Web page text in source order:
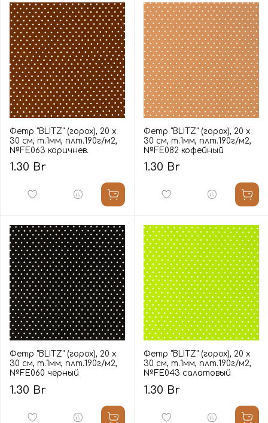
Фетр "BLITZ" (горох), 20 х
30 см, т.1мм, плт.190г/м2,
№FE063 коричнев.
1.30 Br
Фетр "BLITZ" (горох), 20 х
30 см, т.1мм, плт.190г/м2,
№FE082 кофейный
1.30 Br
Фетр "BLITZ" (горох), 20 х
30 см, т.1мм, плт.190г/м2,
№FE060 черный
1.30 Br
Фетр "BLITZ" (горох), 20 х
30 см, т.1мм, плт.190г/м2,
№FE043 салатовый
1.30 Br